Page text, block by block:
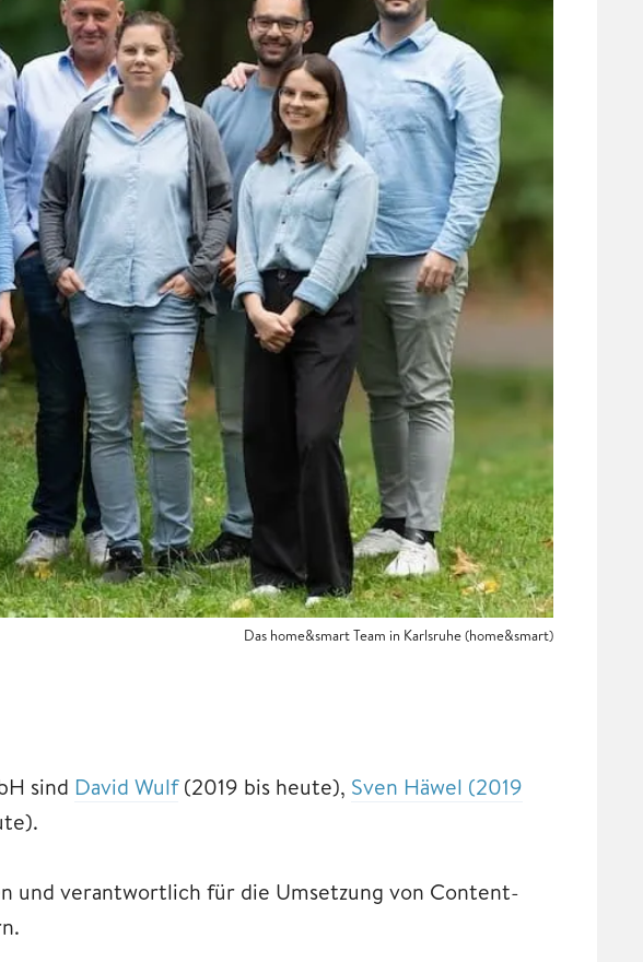
Das home&smart Team in Karlsruhe (home&smart)
sind David Wulf(2019 bis heute), Sven Häwel (2019
und verantwortlich für die Umsetzung von Content-